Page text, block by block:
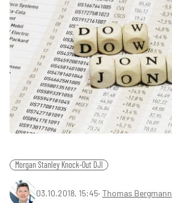
Morgan Stanley Knock-Out DJI
03.10.2018, 15:45‧ Thomas Bergmann